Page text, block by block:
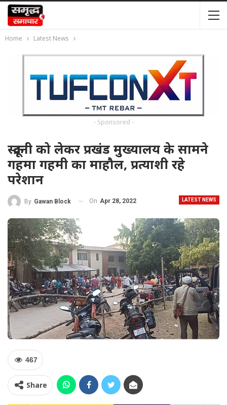
Home Latest News
- Sponsored -
स्क्रूटनी को लेकर प्रखंड मुख्यालय के सामने
गहमा गहमी का माहौल, प्रत्याशी रहे
परेशान
LATEST NEWS
By Gawan Block On Apr 28, 2022
467
Share